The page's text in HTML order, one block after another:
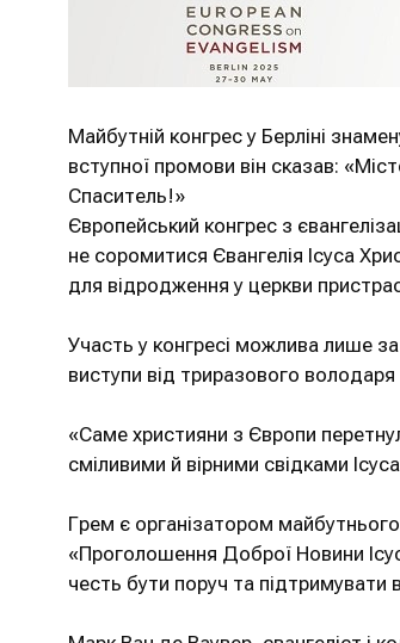
Майбутній конгрес у Берліні
вступної промови він сказав:
Спаситель!»
Європейський конгрес з
не соромитися Євангелія Ісуса
для відродження у церкви
Участь у конгресі можлива лише
виступи від триразового
«Саме християни з Європи
сміливими й вірними свідками
Грем є організатором майбутнього
«Проголошення Доброї Новини
честь бути поруч та підтримувати